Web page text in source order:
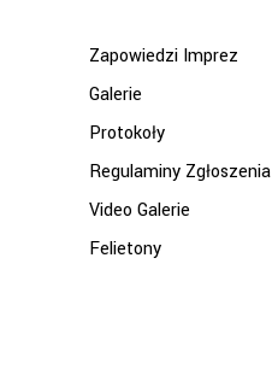
Zapowiedzi Imprez
Galerie
Protokoły
Regulaminy Zgłoszenia
Video Galerie
Felietony